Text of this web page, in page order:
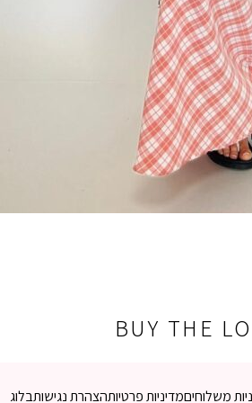
BUY THE
משלוחיםמדיניות פרטיותהצהרת נגישותבלוג